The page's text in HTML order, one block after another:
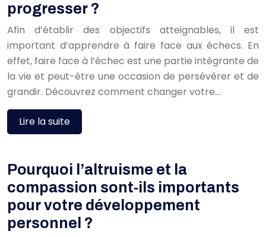
progresser ?
Afin d’établir des objectifs atteignables, il est
important d’apprendre à faire face aux échecs. En
effet, faire face à l’échec est une partie intégrante de
la vie et peut-être une occasion de persévérer et de
grandir. Découvrez comment changer votre…
Lire la suite
Pourquoi l’altruisme et la
compassion sont-ils importants
pour votre développement
personnel ?